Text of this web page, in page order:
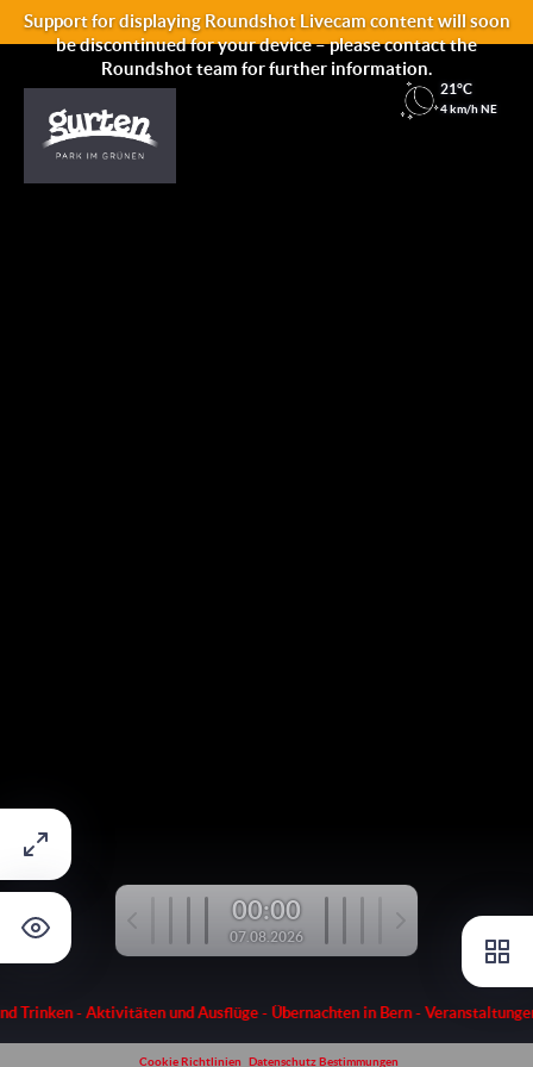
Support for displaying Roundshot Livecam content will soon
be discontinued for your device – please contact the
Roundshot team for further information.
21°C
4 km/h NE
00:00
07.08.2026
Trinken- Aktivitäten und Ausflüge- Übernachten in Bern-
Cookie Richtlinien Datenschutz Bestimmungen